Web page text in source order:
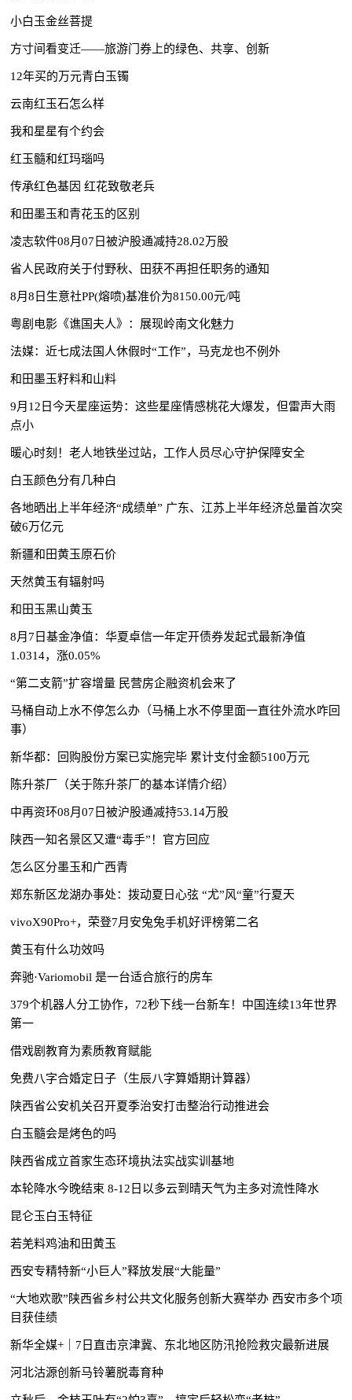
小白玉金丝菩提
方寸间看变迁——旅游门券上的绿色、共享、创新
12年买的万元青白玉镯
云南红玉石怎么样
我和星星有个约会
红玉髓和红玛瑙吗
传承红色基因 红花致敬老兵
和田墨玉和青花玉的区别
凌志软件08月07日被沪股通减持28.02万股
省人民政府关于付野秋、田获不再担任职务的通知
8月8日生意社PP(熔喷)基准价为8150.00元/吨
粤剧电影《谯国夫人》：展现岭南文化魅力
法媒：近七成法国人休假时“工作”，马克龙也不例外
和田墨玉籽料和山料
9月12日今天星座运势：这些星座情感桃花大爆发，但雷声大雨
点小
暖心时刻！老人地铁坐过站，工作人员尽心守护保障安全
白玉颜色分有几种白
各地晒出上半年经济“成绩单” 广东、江苏上半年经济总量首次突
破6万亿元
新疆和田黄玉原石价
天然黄玉有辐射吗
和田玉黑山黄玉
8月7日基金净值：华夏卓信一年定开债券发起式最新净值
1.0314，涨0.05%
“第二支箭”扩容增量 民营房企融资机会来了
马桶自动上水不停怎么办（马桶上水不停里面一直往外流水咋回
事）
新华都：回购股份方案已实施完毕 累计支付金额5100万元
陈升茶厂（关于陈升茶厂的基本详情介绍）
中再资环08月07日被沪股通减持53.14万股
陕西一知名景区又遭“毒手”！官方回应
怎么区分墨玉和广西青
郑东新区龙湖办事处：拨动夏日心弦 “尤”风“童”行夏天
vivoX90Pro+，荣登7月安兔兔手机好评榜第二名
黄玉有什么功效吗
奔驰·Variomobil 是一台适合旅行的房车
379个机器人分工协作，72秒下线一台新车！中国连续13年世界
第一
借戏剧教育为素质教育赋能
免费八字合婚定日子（生辰八字算婚期计算器）
陕西省公安机关召开夏季治安打击整治行动推进会
白玉髓会是烤色的吗
陕西省成立首家生态环境执法实战实训基地
本轮降水今晚结束 8-12日以多云到晴天气为主多对流性降水
昆仑玉白玉特征
若羌料鸡油和田黄玉
西安专精特新“小巨人”释放发展“大能量”
“大地欢歌”陕西省乡村公共文化服务创新大赛举办 西安市多个项
目获佳绩
新华全媒+｜7日直击京津冀、东北地区防汛抢险救灾最新进展
河北沽源创新马铃薯脱毒育种